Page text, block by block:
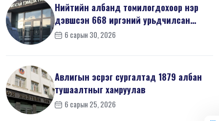
Нийтийн албанд томилогдохоор нэр
дэвшсэн 668 иргэний урьдчилсан
мэдүүл...
6 сарын 30, 2026
Авлигын эсрэг сургалтад 1879 албан
тушаалтныг хамруулав
6 сарын 25, 2026